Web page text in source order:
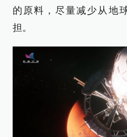
的原料，尽量减少从地
担。